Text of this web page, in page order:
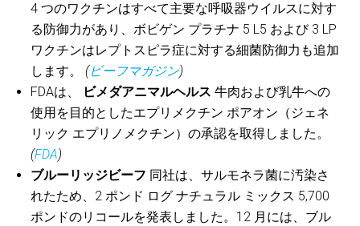
4 つのワクチンはすべて主要な呼吸器ウイルスに対す
る防御力があり、ボビゲン プラチナ 5 L5 および 3 LP
ワクチンはレプトスピラ症に対する細菌防御力も追加
します。 (ビーフマガジン)
FDAは、
ビメダアニマルヘルス牛肉および乳牛への
使用を目的としたエプリメクチン ポアオン（ジェネ
リック エプリノメクチン）の承認を取得しました。
(FDA)
ブルーリッジビーフ 同社は、サルモネラ菌に汚染さ
れたため、2 ポンド ログ ナチュラル ミックス 5,700
ポンドのリコールを発表しました。12 月には、ブル